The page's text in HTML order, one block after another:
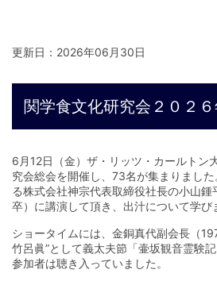
更新日：2026年06月30日
関学食文化研究会２０２
6月12日（金）ザ・リッツ・カールトン
究会総会を開催し、73名が集まりまし
る株式会社神宗代表取締役社長の小山
卒）に講演して頂き、出汁について学び
ショータイムには、金銅真代副会長（
竹呂眞”として義太夫節「壷坂観音霊験
参加者は聴き入っていました。